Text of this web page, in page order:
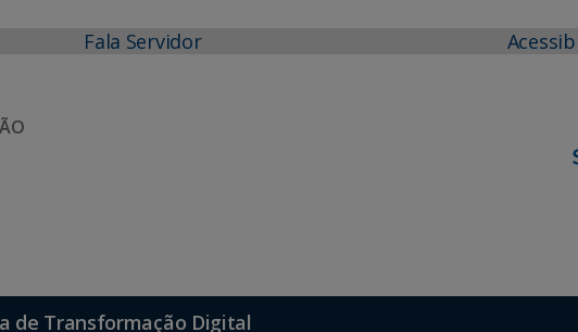
Fala Servidor
de Transformação Digital